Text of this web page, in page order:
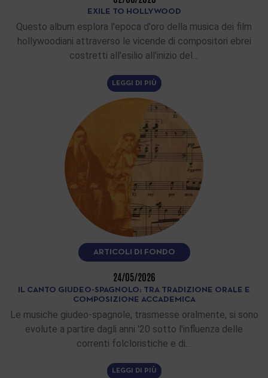
EXILE TO HOLLYWOOD
Questo album esplora l'epoca d'oro della musica dei film
hollywoodiani attraverso le vicende di compositori ebrei
costretti all'esilio all'inizio del…
LEGGI DI PIÙ
ARTICOLI DI FONDO
24/05/2026
IL CANTO GIUDEO-SPAGNOLO: TRA TRADIZIONE ORALE E
COMPOSIZIONE ACCADEMICA
Le musiche giudeo-spagnole, trasmesse oralmente, si sono
evolute a partire dagli anni '20 sotto l'influenza delle
correnti folcloristiche e di…
LEGGI DI PIÙ